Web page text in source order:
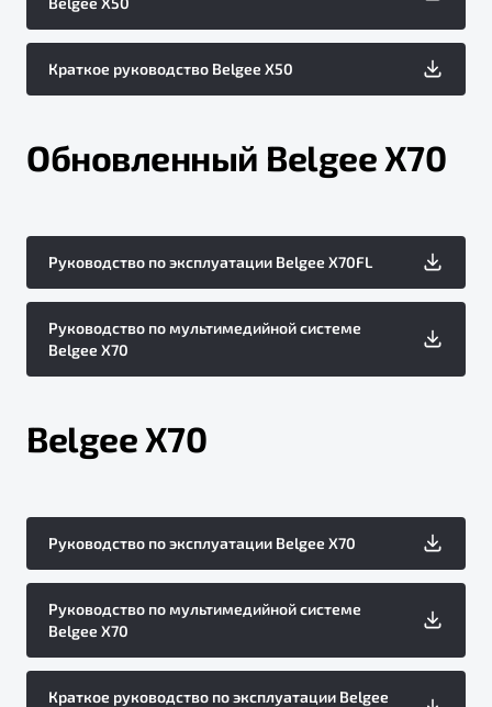
Краткое руководство Belgee X50
Обновленный Belgee X70
Руководство по эксплуатации Belgee X70FL
Руководство по мультимедийной системе
Belgee X70
Belgee X70
Руководство по эксплуатации Belgee X70
Руководство по мультимедийной системе
Belgee X70
Краткое руководство по эксплуатации Belgee